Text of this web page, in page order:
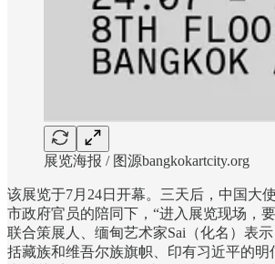
展览海报 / 图源bangkokartcity.org
该展览于7月24日开幕。三天后，中国大
市政府官员的陪同下，“进入展览现场，
联合策展人、缅甸艺术家Sai（化名）表
括藏族和维吾尔族旗帜、印有习近平的明